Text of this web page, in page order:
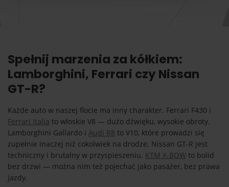
Spełnij marzenia za kółkiem:
Lamborghini, Ferrari czy Nissan
GT-R?
Każde auto w naszej flocie ma inny charakter. Ferrari F430 i
Ferrari Italia to włoskie V8 — dużo dźwięku, wysokie obroty.
Lamborghini Gallardo i Audi R8 to V10, które prowadzi się
zupełnie inaczej niż cokolwiek na drodze. Nissan GT-R jest
techniczny i brutalny w przyspieszeniu. KTM X-BOW to bolid
bez drzwi — można nim też pojechać jako pasażer, bez prawa
jazdy.